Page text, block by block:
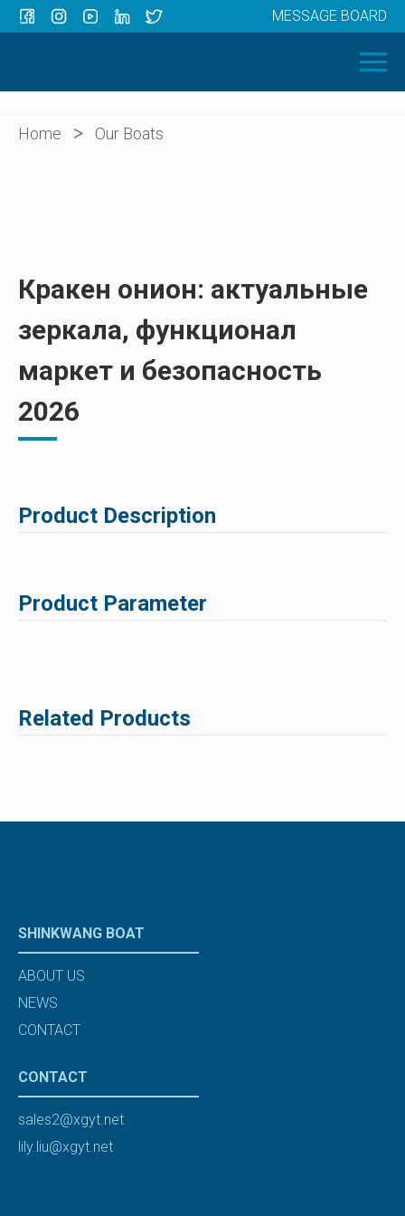
OUR BOATS
ABOUT US
MESSAGE BOARD
Home > Our Boats
Кракен онион: актуальные
зеркала, функционал
маркет и безопасность
2026
Product Description
Product Parameter
Related Products
SHINKWANG BOAT
ABOUT US
NEWS
CONTACT
CONTACT
sales2@xgyt.net
lily.liu@xgyt.net